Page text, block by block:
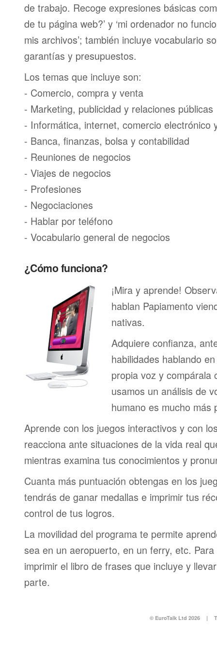
de trabajo. Recoge expresiones básicas
de tu página web?’ y ‘mi ordenador no
mis archivos’; también incluye vocabulario
garantías y presupuestos.
Los temas que incluye son:
- Comercio, compra y venta
- Marketing, publicidad y relaciones públicas
- Informática, internet, comercio electrónico
- Banca, finanzas, bolsa y contabilidad
- Reuniones de negocios
- Viajes de negocios
- Profesiones
- Negociaciones
- Hablar por teléfono
- Vocabulario general de negocios
¿Cómo funciona?
¡Mira y aprende!
hablan Papiamento
nativas.
Adquiere confianza,
habilidades hablando
propia voz y compárala
usamos un análisis de
humano es mucho más
Aprende con los juegos interactivos y con
reacciona ante situaciones de la vida real
mientras examina tus conocimientos y
Cuanta más puntuación obtengas en los
tendrás de ganar medallas e imprimir tus
control de tus logros.
La movilidad del programa te permite
sea en un aeropuerto, en un ferry, etc.
imprimir el libro de frases que incluye y
parte.
© EuroTalk Ltd 2026 |